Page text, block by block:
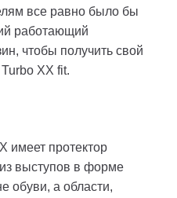
все равно было бы
работающий
чтобы получить свой
XX fit.
имеет протектор
выступов в форме
обуви, а области,